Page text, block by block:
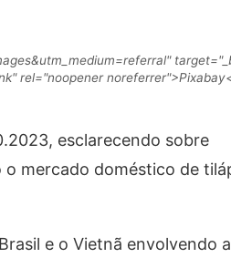
rel="noopener
esclarecendo sobre
mercado doméstico de
e o Vietnã envolvendo a